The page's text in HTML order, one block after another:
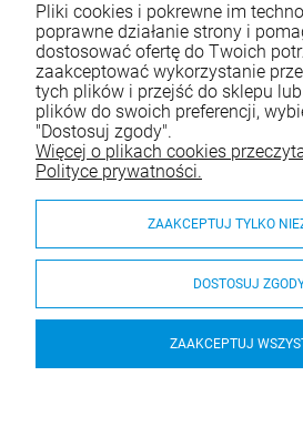
NIP:
Tel.:
795-760-
E-mail:
Pomoc
Moje konto
Płatności i
Pliki cookies i pokrewne im
poprawne działanie strony i
dostosować ofertę do Twoich
zaakceptować wykorzystanie
tych plików i przejść do sklepu
plików do swoich preferencji,
"Dostosuj zgody".
Więcej o plikach cookies
Polityce prywatności.
ZAAKCEPTUJ TYLKO
DOSTOSUJ
ZAAKCEPTUJ